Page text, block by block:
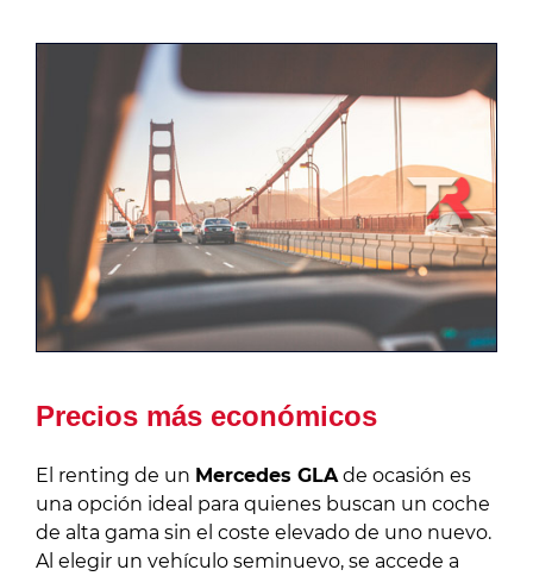
Precios más económicos
El renting de un Mercedes GLA de ocasión es
una opción ideal para quienes buscan un coche
de alta gama sin el coste elevado de uno nuevo.
Al elegir un vehículo seminuevo, se accede a